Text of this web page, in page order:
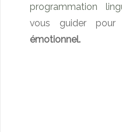
programmation
vous guider pour
émotionnel.